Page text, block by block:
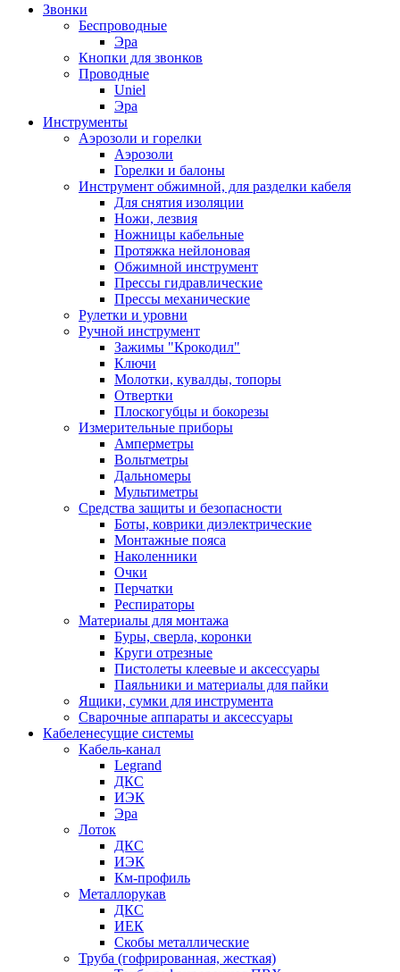
Звонки
Беспроводные
Эра
Кнопки для звонков
Проводные
Uniel
Эра
Инструменты
Аэрозоли и горелки
Аэрозоли
Горелки и балоны
Инструмент обжимной, для разделки кабеля
Для снятия изоляции
Ножи, лезвия
Ножницы кабельные
Протяжка нейлоновая
Обжимной инструмент
Прессы гидравлические
Прессы механические
Рулетки и уровни
Ручной инструмент
Зажимы "Крокодил"
Ключи
Молотки, кувалды, топоры
Отвертки
Плоскогубцы и бокорезы
Измерительные приборы
Амперметры
Вольтметры
Дальномеры
Мультиметры
Средства защиты и безопасности
Боты, коврики диэлектрические
Монтажные пояса
Наколенники
Очки
Перчатки
Респираторы
Материалы для монтажа
Буры, сверла, коронки
Круги отрезные
Пистолеты клеевые и аксессуары
Паяльники и материалы для пайки
Ящики, сумки для инструмента
Сварочные аппараты и аксессуары
Кабеленесущие системы
Кабель-канал
Legrand
ДКС
ИЭК
Эра
Лоток
ДКС
ИЭК
Км-профиль
Металлорукав
ДКС
ИЕК
Скобы металлические
Труба (гофрированная, жесткая)